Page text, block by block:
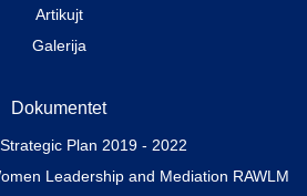
Artikujt
Galerija
Dokumentet
Plan 2019 - 2022
Leadership and Mediation RAWLM